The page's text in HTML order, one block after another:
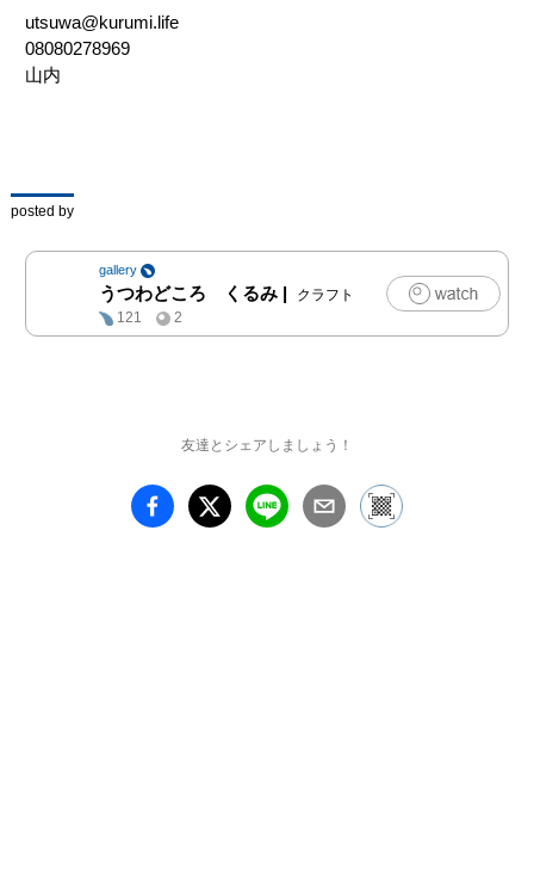
もの集め」
会期　　2025年7月26日
は　〜17:00
休廊日　　7月30日
〜　初日のご来店予約に
ついて　〜
せていただきます。13時
にご覧いただけます。
utsuwa@kurumi.life
08080278969
山内
posted by
gallery
うつわどころ くるみ |
クラフト
121
2
友達とシェアしましょう！